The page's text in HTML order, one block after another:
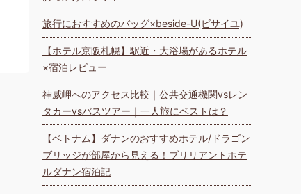
旅行におすすめのバッグ×beside-U(ビサイユ)
【ホテル京阪札幌】駅近・大浴場があるホテル
×宿泊レビュー
神威岬へのアクセス比較｜公共交通機関vsレン
タカーvsバスツアー｜一人旅にベストは？
【ベトナム】ダナンのおすすめホテル/ドラゴン
ブリッジが部屋から見える！ブリリアントホテ
ルダナン宿泊記